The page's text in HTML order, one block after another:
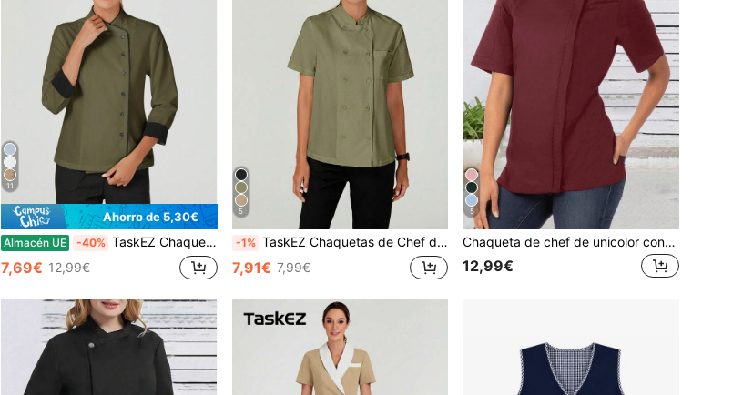
11
Ahorro de 5,30€
Almacén UE -40% TaskEZ Chaqueta de trabajo de manga larga con cuello de botones de color contrastante para mujeres, uniforme de chef de manga 3/4
7,69€ 12,99€
5
-1% TaskEZ Chaquetas de Chef de Manga Corta Blancas para Mujeres con Botones Delanteros, Manga Corta y Bolsillo, Estilo Minimalista
7,91€ 7,99€
5
Chaqueta de chef de unicolor con cuello alto para mujer, primavera y otoño
12,99€